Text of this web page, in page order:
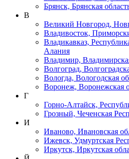
Брянск, Брянская
В
Великий Новгород,
Владивосток,
Владикавказ,
Алания
Владимир,
Волгоград,
Вологда, Вологодская
Воронеж, Воронежская
Г
Горно-Алтайск,
Грозный, Чеченская
И
Иваново, Ивановская
Ижевск, Удмуртская
Иркутск, Иркутская